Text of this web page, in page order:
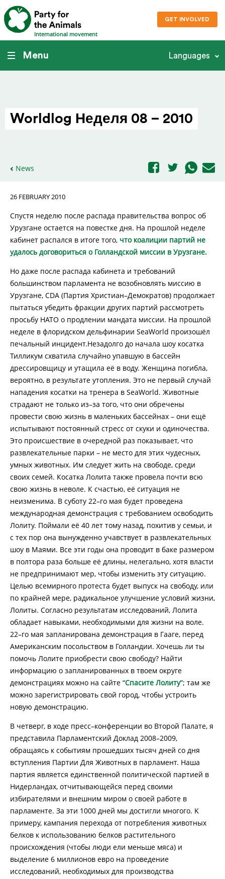
International movement
GET INVOLVED
Menu Languages
Worldlog Неделя 08 – 2010
News
26 FEBRUARY 2010
Спустя неделю после распада правительства вопрос об
Урузгане остается на повестке дня. На прошлой неделе
кабинет распался в итоге того, что коалиции партий не
удалось договориться о Голландской миссии в Урузгане.
Но даже после распада кабинета и требований
большинством парламента не возобновлять миссию в
Урузгане, CDA (Партия Христиан–Демократов) продолжает
пытаться убедить фракции других партий рассмотреть
просьбу НАТО о продлении мандата миссии. На прошлой
неделе в флоридском дельфинарии SeaWorld произошёл
печальный инцидент.Незадолго до начала шоу косатка
Тилликум схватила случайно упавшую в бассейн
дрессировщицу и утащила её в воду. Женщина погибла,
вероятно, в результате утопления. Это не первый случай
нападения косатки на тренера в SeaWorld. Животные
страдают не только из–за того, что они обречены
провести свою жизнь в маленьких бассейнах – они ещё
испытывают постоянный стресс от скуки и одиночества.
Это происшествие в очередной раз показывает, что
развлекательные парки – не место для этих чудесных,
умных животных. Им следует жить на свободе, среди
своих семей. Косатка Лолита также провела почти всю
свою жизнь в неволе. К счастью, её ситуация не
неизменима. В суботу 22–го мая будет проведена
международная демонстрация с требованием освободить
Лолиту. Поймали её 40 лет тому назад, похитив у семьи, и
с тех пор она вынужденно учавствует в развлекательных
шоу в Маями. Все эти годы она проводит в баке размером
в полтора раза больше её длины, нелегально, хотя власти
не предпринимают мер, чтобы изменить эту ситуацию.
Целью всемирного протеста будет выпуск на свободу, или
по крайней мере, радикальное улучшение условий жизни,
Лолиты. Согласно результатам исследований, Лолита
обладает навыками, необходимыми для жизни на воле.
22–го мая запланирована демонстрация в Гааге, перед
Американским посольством в Голландии. Хочешь ли ты
помочь Лолите приобрести свою свободу? Найти
информацию о запланированных в твоем округе
демонстрациях можно на сайте “Спасите Лолиту”; там же
можно зарегистрировать свой город, чтобы устроить
новую демонстрацию.
В четверг, в ходе пресс–конференции во Второй Палате, я
представила Парламентский Доклад 2008–2009,
обращаясь к событиям прошедших тысяч дней со дня
вступления Партии Для Животных в парламент. Наша
партия является единственной политической партией в
Нидерландах, отчитывающейся перед своими
избирателями и внешним миром о своей работе в
парламенте. За эти 1000 дней мы достигли многого. K
примеру, кампания перехода от потребления животных
белков к использованию белков растительного
происхождения (чтобы люди ели меньше мяса) и
выделение 6 миллионов евро на проведение
исследований, необходимых для производства